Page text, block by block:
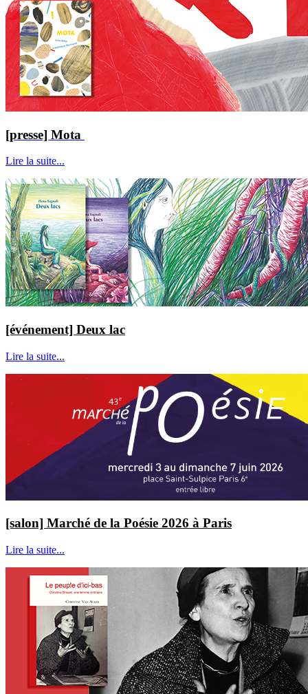
[presse] Mota
Lire la suite...
[événement] Deux lac
Lire la suite...
[salon] Marché de la Poésie 2026 à Paris
Lire la suite...